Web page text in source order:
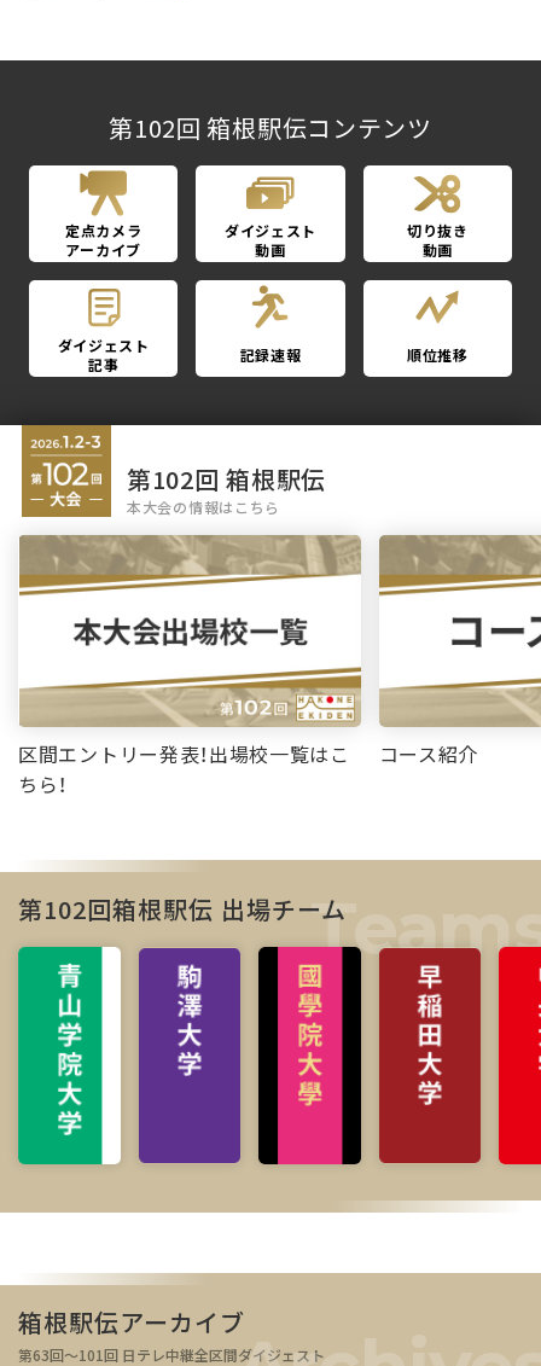
第102回 箱根駅伝コンテンツ
定点カメラ
アーカイブ
ダイジェスト
動画
切り抜き
動画
ダイジェスト
記事
記録速報 順位推移
第102回 箱根駅伝
本大会の情報はこちら
区間エントリー発表！出場校一覧はこ
ちら！
コース紹介
第102回箱根駅伝 出場チーム
箱根駅伝アーカイブ
第63回～101回 日テレ中継全区間ダイジェスト